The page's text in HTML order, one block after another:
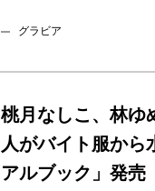
グラビア
桃月なしこ、林ゆ
人がバイト服か
アルブック」発売